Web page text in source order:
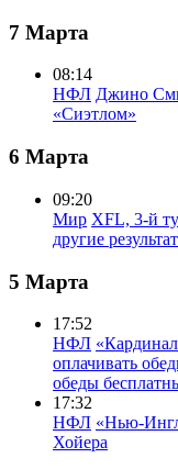
7 Марта
08:14
НФЛ Джино
«Сиэтлом»
6 Марта
09:20
Мир XFL, 3-й
другие
5 Марта
17:52
НФЛ
оплачивать
обеды
17:32
НФЛ «Нью-
Хойера